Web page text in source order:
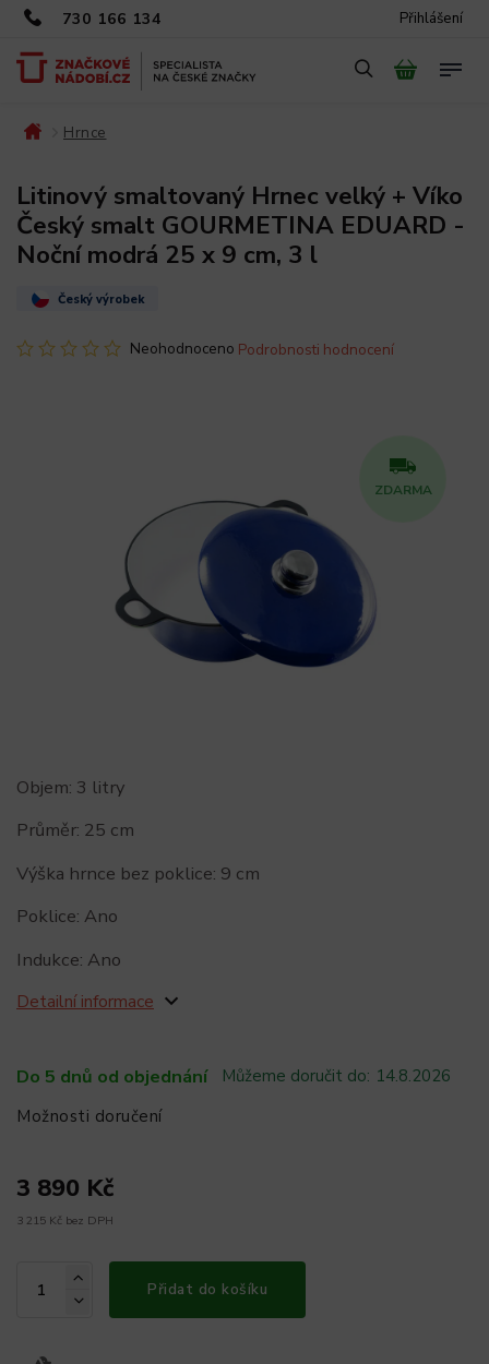
730 166 134 Přihlášení
Hrnce
Litinový smaltovaný Hrnec velký + Víko
Český smalt GOURMETINA EDUARD -
Noční modrá 25 x 9 cm, 3 l
Český výrobek
Neohodnoceno Podrobnosti hodnocení
ZDARMA
Do 5 dnů od objednání Můžeme doručit do: 14.8.2026
Možnosti doručení
3 890 Kč
3 215 Kč bez DPH
Přidat do košíku
Objem: 3 litry
Průměr: 25 cm
Výška hrnce bez poklice: 9 cm
Poklice: Ano
Indukce: Ano
Detailní informace